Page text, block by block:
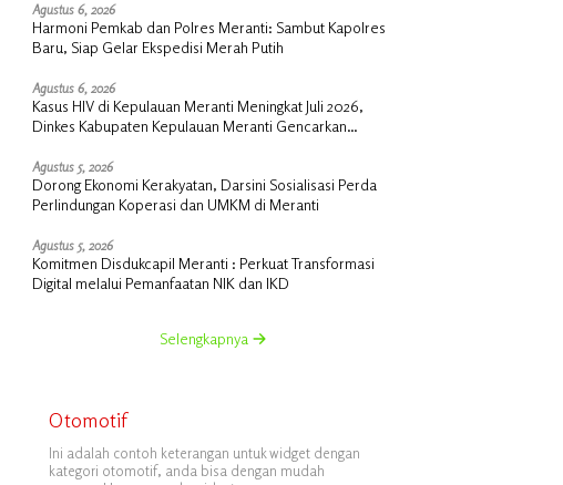
Agustus 6, 2026
Harmoni Pemkab dan Polres Meranti: Sambut Kapolres
Baru, Siap Gelar Ekspedisi Merah Putih
Agustus 6, 2026
Kasus HIV di Kepulauan Meranti Meningkat Juli 2026,
Dinkes Kabupaten Kepulauan Meranti Gencarkan
Agustus 5, 2026
Dorong Ekonomi Kerakyatan, Darsini Sosialisasi Perda
Perlindungan Koperasi dan UMKM di Meranti
Agustus 5, 2026
Komitmen Disdukcapil Meranti : Perkuat Transformasi
Digital melalui Pemanfaatan NIK dan IKD
Selengkapnya
Otomotif
Ini adalah contoh keterangan untuk widget dengan
kategori otomotif, anda bisa dengan mudah